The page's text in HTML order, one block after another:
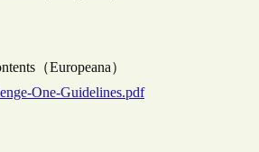
（Europeana）
One-Guidelines.pdf